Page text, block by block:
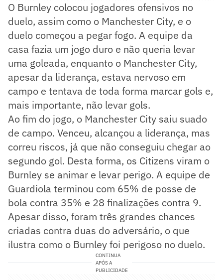
O Burnley colocou jogadores ofensivos no
duelo, assim como o Manchester City, e o
duelo começou a pegar fogo. A equipe da
casa fazia um jogo duro e não queria levar
uma goleada, enquanto o Manchester City,
apesar da liderança, estava nervoso em
campo e tentava de toda forma marcar gols e,
mais importante, não levar gols.
Ao fim do jogo, o Manchester City saiu suado
de campo. Venceu, alcançou a liderança, mas
correu riscos, já que não conseguiu chegar ao
segundo gol. Desta forma, os Citizens viram o
Burnley se animar e levar perigo. A equipe de
Guardiola terminou com 65% de posse de
bola contra 35% e 28 finalizações contra 9.
Apesar disso, foram três grandes chances
criadas contra duas do adversário, o que
ilustra como o Burnley foi perigoso no duelo.
CONTINUA
APÓS A
PUBLICIDADE